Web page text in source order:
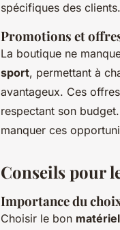
spécifiques des clients.
Promotions et
La boutique ne
sport, permettant à
avantageux. Ces
respectant son
manquer ces
Conseils pour
Importance du
Choisir le bon